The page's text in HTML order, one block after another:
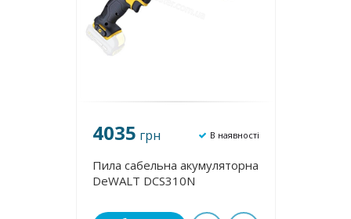
4035 грн В наявності
Пила сабельна акумуляторна
DeWALT DCS310N